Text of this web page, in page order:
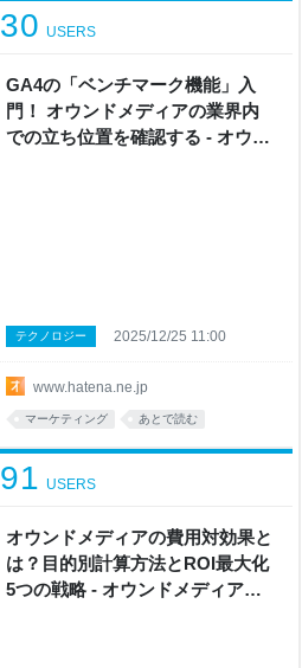
GA4の「ベンチマーク機能」入
門！ オウンドメディアの業界内
での立ち位置を確認する - オウン
30 USERS
www.hatena.ne.jp
テクノロジー 2025/12/25 11:00
マーケティング あとで読む
オウンドメディアの費用対効果と
は？目的別計算方法とROI最大化
5つの戦略 - オウンドメディア戦
91 USERS